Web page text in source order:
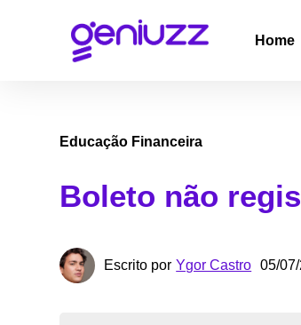
Home
Educação Financeira
Boleto não
Escrito por Ygor Castro 05/